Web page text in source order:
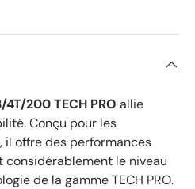
200 TECH PRO allie
Conçu pour les
il offre des performances
considérablement le niveau
de la gamme TECH PRO.